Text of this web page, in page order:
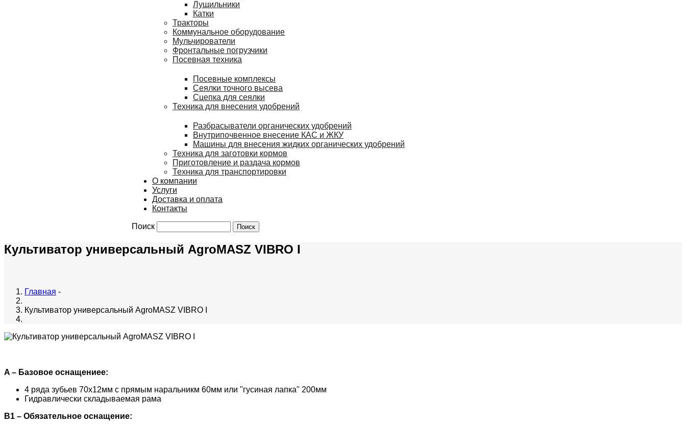
Лущильники
Катки
Тракторы
Коммунальное оборудование
Мульчирователи
Фронтальные погрузчики
Посевная техника
Посевные комплексы
Сеялки точного высева
Сцепка для сеялки
Техника для внесения удобрений
Разбрасыватели органических удобрений
Внутрипочвенное внесение КАС и ЖКУ
Машины для внесения жидких органических удобрений
Техника для заготовки кормов
Приготовление и раздача кормов
Техника для транспортировки
О компании
Услуги
Доставка и оплата
Контакты
Поиск
Культиватор универсальный AgroMASZ VIBRO I
Главная -
Культиватор универсальный AgroMASZ VIBRO I
A – Базовое оснащениеe:
4 ряда зубьев 70x12мм с прямым наральникм 60мм или "гусиная лапка" 200мм
Гидравлически складываемая рама
B1 – Обязательное оснащение: